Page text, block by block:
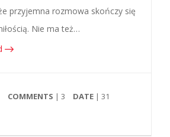
przyjemna rozmowa skończy się
Nie ma też…
COMMENTS | 3 DATE | 31